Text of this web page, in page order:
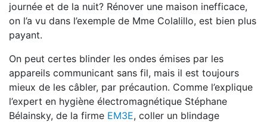
journée et de la nuit? Rénover une maison inefficace,
on l’a vu dans l’exemple de Mme Colalillo, est bien plus
payant.
On peut certes blinder les ondes émises par les
appareils communicant sans fil, mais il est toujours
mieux de les câbler, par précaution. Comme l’explique
l’expert en hygiène électromagnétique Stéphane
Bélainsky, de la firme EM3E, coller un blindage